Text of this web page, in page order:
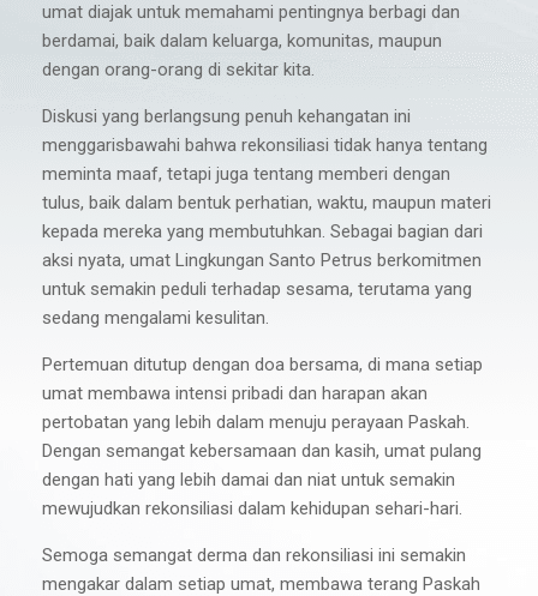
umat diajak untuk memahami pentingnya berbagi dan
berdamai, baik dalam keluarga, komunitas, maupun
dengan orang-orang di sekitar kita.
Diskusi yang berlangsung penuh kehangatan ini
menggarisbawahi bahwa rekonsiliasi tidak hanya tentang
meminta maaf, tetapi juga tentang memberi dengan
tulus, baik dalam bentuk perhatian, waktu, maupun materi
kepada mereka yang membutuhkan. Sebagai bagian dari
aksi nyata, umat Lingkungan Santo Petrus berkomitmen
untuk semakin peduli terhadap sesama, terutama yang
sedang mengalami kesulitan.
Pertemuan ditutup dengan doa bersama, di mana setiap
umat membawa intensi pribadi dan harapan akan
pertobatan yang lebih dalam menuju perayaan Paskah.
Dengan semangat kebersamaan dan kasih, umat pulang
dengan hati yang lebih damai dan niat untuk semakin
mewujudkan rekonsiliasi dalam kehidupan sehari-hari.
Semoga semangat derma dan rekonsiliasi ini semakin
mengakar dalam setiap umat, membawa terang Paskah